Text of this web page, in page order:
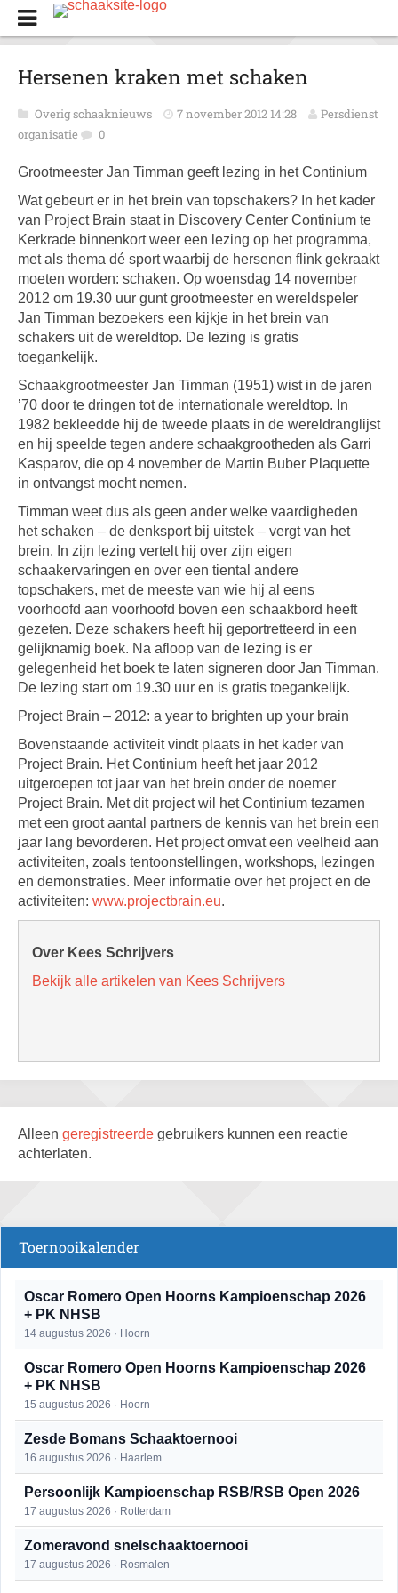
Hersenen kraken met schaken
Overig schaaknieuws 7 november 2012 14:28
Persdienst
organisatie
0
Grootmeester Jan Timman geeft lezing in het Continium
Wat gebeurt er in het brein van topschakers? In het kader
van Project Brain staat in Discovery Center Continium te
Kerkrade binnenkort weer een lezing op het programma,
met als thema dé sport waarbij de hersenen flink gekraakt
moeten worden: schaken. Op woensdag 14 november
2012 om 19.30 uur gunt grootmeester en wereldspeler
Jan Timman bezoekers een kijkje in het brein van
schakers uit de wereldtop. De lezing is gratis
toegankelijk.
Schaakgrootmeester Jan Timman (1951) wist in de jaren
’70 door te dringen tot de internationale wereldtop. In
1982 bekleedde hij de tweede plaats in de wereldranglijst
en hij speelde tegen andere schaakgrootheden als Garri
Kasparov, die op 4 november de Martin Buber Plaquette
in ontvangst mocht nemen.
Timman weet dus als geen ander welke vaardigheden
het schaken – de denksport bij uitstek – vergt van het
brein. In zijn lezing vertelt hij over zijn eigen
schaakervaringen en over een tiental andere
topschakers, met de meeste van wie hij al eens
voorhoofd aan voorhoofd boven een schaakbord heeft
gezeten. Deze schakers heeft hij geportretteerd in een
gelijknamig boek. Na afloop van de lezing is er
gelegenheid het boek te laten signeren door Jan Timman.
De lezing start om 19.30 uur en is gratis toegankelijk.
Project Brain – 2012: a year to brighten up your brain
Bovenstaande activiteit vindt plaats in het kader van
Project Brain. Het Continium heeft het jaar 2012
uitgeroepen tot jaar van het brein onder de noemer
Project Brain. Met dit project wil het Continium tezamen
met een groot aantal partners de kennis van het brein een
jaar lang bevorderen. Het project omvat een veelheid aan
activiteiten, zoals tentoonstellingen, workshops, lezingen
en demonstraties. Meer informatie over het project en de
activiteiten: www.projectbrain.eu.
Over Kees Schrijvers
Bekijk alle artikelen van Kees Schrijvers
Alleen geregistreerde gebruikers kunnen een reactie
achterlaten.
Toernooikalender
Oscar Romero Open Hoorns Kampioenschap 2026
+ PK NHSB
14 augustus 2026 · Hoorn
Oscar Romero Open Hoorns Kampioenschap 2026
+ PK NHSB
15 augustus 2026 · Hoorn
Zesde Bomans Schaaktoernooi
16 augustus 2026 · Haarlem
Persoonlijk Kampioenschap RSB/RSB Open 2026
17 augustus 2026 · Rotterdam
Zomeravond snelschaaktoernooi
17 augustus 2026 · Rosmalen